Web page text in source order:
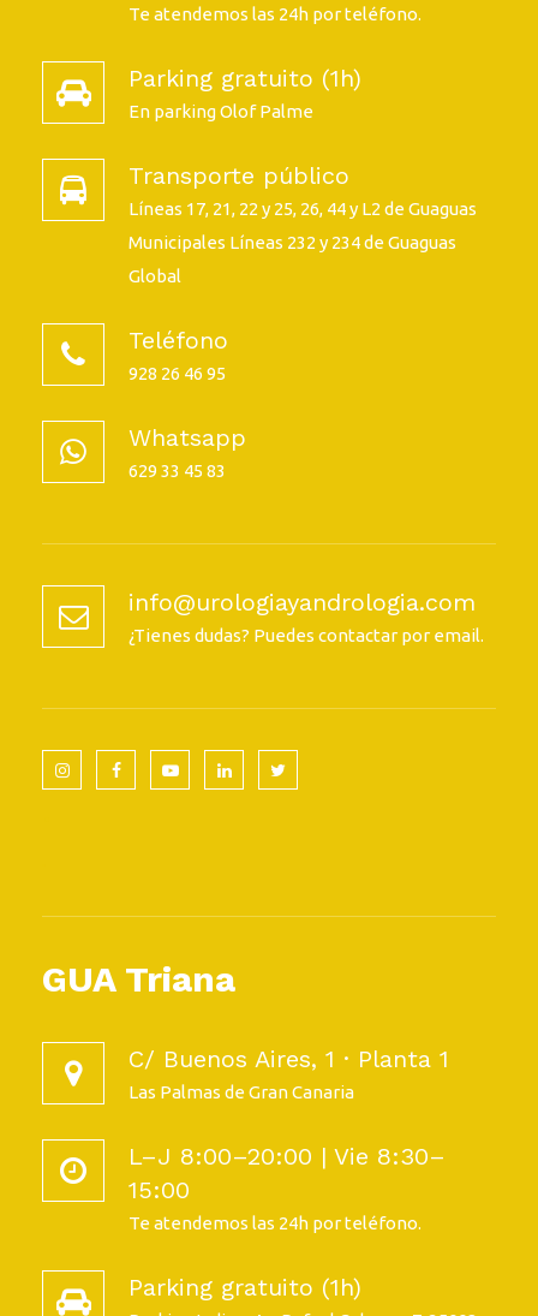
Te atendemos las 24h por teléfono.
Parking gratuito (1h)
En parking Olof Palme
Transporte público
Líneas 17, 21, 22 y 25, 26, 44 y L2 de Guaguas
Municipales Líneas 232 y 234 de Guaguas
Global
Teléfono
928 26 46 95
Whatsapp
629 33 45 83
info@urologiayandrologia.com
¿Tienes dudas? Puedes contactar por email.
GUA Triana
C/ Buenos Aires, 1 · Planta 1
Las Palmas de Gran Canaria
L–J 8:00–20:00 | Vie 8:30–
15:00
Te atendemos las 24h por teléfono.
Parking gratuito (1h)